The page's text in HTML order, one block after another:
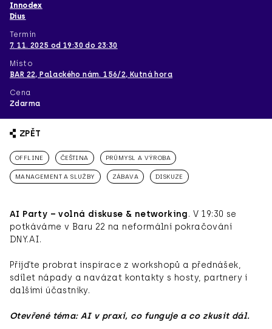
Innodex
Dius
Termín
7. 11. 2025 od 19:30 do 23:30
Místo
BAR 22, Palackého nám. 156/2, Kutná hora
Cena
Zdarma
ZPĚT
OFFLINE ČEŠTINA PRŮMYSL A VÝROBA
MANAGEMENT A SLUŽBY ZÁBAVA DISKUZE
AI Party – volná diskuse & networking. V 19:30 se
potkáváme v Baru 22 na neformální pokračování
DNY.AI.
Přijďte probrat inspirace z workshopů a přednášek,
sdílet nápady a navázat kontakty s hosty, partnery i
dalšími účastníky.
Otevřené téma: AI v praxi, co funguje a co zkusit dál.